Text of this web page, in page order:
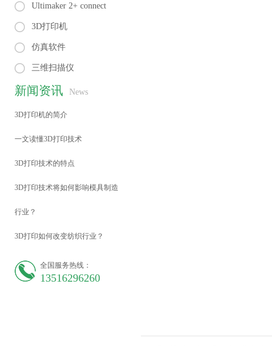
Ultimaker 2+ connect
3D打印机
仿真软件
三维扫描仪
新闻资讯 News
3D打印机的简介
一文读懂3D打印技术
3D打印技术的特点
3D打印技术将如何影响模具制造
行业？
3D打印如何改变纺织行业？
全国服务热线：
13516296260